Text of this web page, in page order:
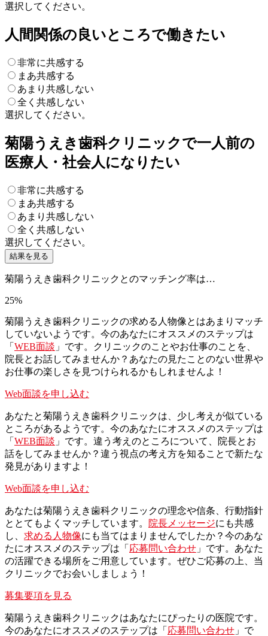
選択してください。
人間関係の良いところで働きたい
非常に共感する
まあ共感する
あまり共感しない
全く共感しない
選択してください。
菊陽うえき歯科クリニックで一人前の
医療人・社会人になりたい
非常に共感する
まあ共感する
あまり共感しない
全く共感しない
選択してください。
結果を見る
菊陽うえき歯科クリニックとのマッチング率は…
25%
菊陽うえき歯科クリニックの求める人物像とはあまりマッチ
していないようです。今のあなたにオススメのステップは
「 WEB面談 」です。クリニックのことやお仕事のことを、
院長とお話してみませんか？あなたの見たことのない世界や
お仕事の楽しさを見つけられるかもしれませんよ！
Web面談を申し込む
あなたと菊陽うえき歯科クリニックは、少し考えが似ている
ところがあるようです。今のあなたにオススメのステップは
「 WEB面談 」です。違う考えのところについて、院長とお
話をしてみませんか？違う視点の考え方を知ることで新たな
発見がありますよ！
Web面談を申し込む
あなたは菊陽うえき歯科クリニックの理念や信条、行動指針
ととてもよくマッチしています。
院長メッセージにも共感
し、 求める人物像にも当てはまりませんでしたか？今のあな
たにオススメのステップは「 応募問い合わせ 」です。あなた
の活躍できる場所をご用意しています。ぜひご応募の上、当
クリニックでお会いしましょう！
募集要項を見る
菊陽うえき歯科クリニックはあなたにぴったりの医院です。
今のあなたにオススメのステップは「 応募問い合わせ 」で